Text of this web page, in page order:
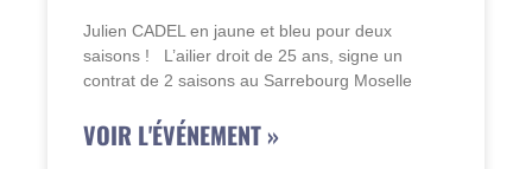
Julien CADEL en jaune et bleu pour deux
saisons ! L’ailier droit de 25 ans, signe un
contrat de 2 saisons au Sarrebourg Moselle
VOIR L'ÉVÉNEMENT »